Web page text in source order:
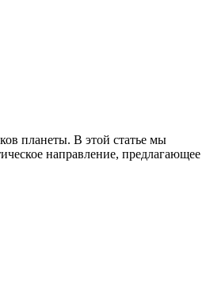
планеты. В этой статье мы
направление, предлагающее